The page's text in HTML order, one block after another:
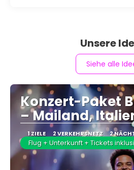
Unsere
Siehe alle
Konzert-Paket
– Mailand,
1 ZIELE 2 VERKEHRSNETZ 2
Flug + Unterkunft + Tickets